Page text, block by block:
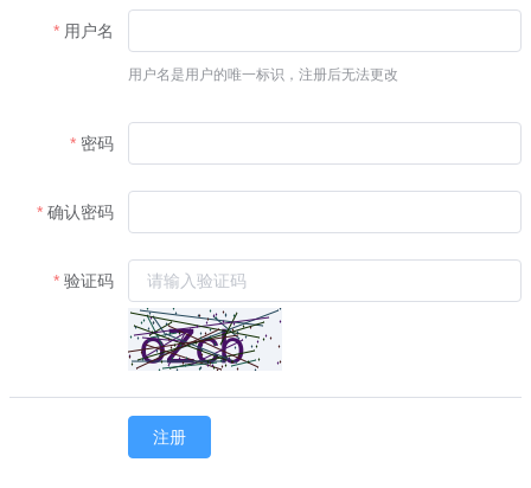
用户名
用户名是用户的唯一标识，注册后无法更改
密码
确认密码
验证码
注册